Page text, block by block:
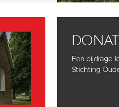
Een bijdrage
Stichting